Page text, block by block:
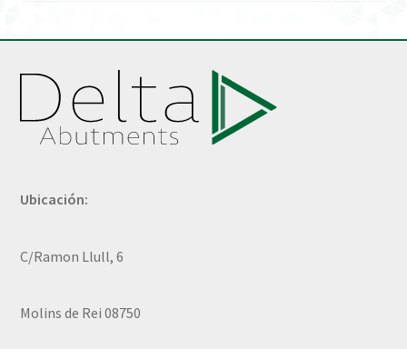
Ubicación:
C/Ramon Llull, 6
Molins de Rei 08750